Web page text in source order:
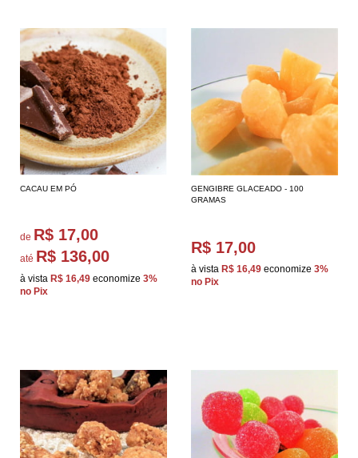
CACAU EM PÓ
de R$ 17,00
até R$ 136,00
à vista R$ 16,49 economize 3%
no Pix
GENGIBRE GLACEADO - 100
GRAMAS
R$ 17,00
à vista R$ 16,49 economize 3%
no Pix